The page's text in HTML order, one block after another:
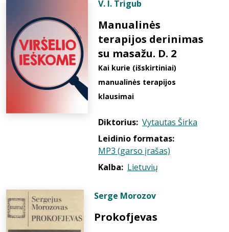
V. I. Trigub
Manualinės
terapijos derinimas
su masažu. D. 2
Kai kurie (išskirtiniai)
manualinės terapijos
klausimai
Diktorius: Vytautas Širka
Leidinio formatas:
MP3 (garso įrašas)
Kalba: Lietuvių
Serge Morozov
Prokofjevas